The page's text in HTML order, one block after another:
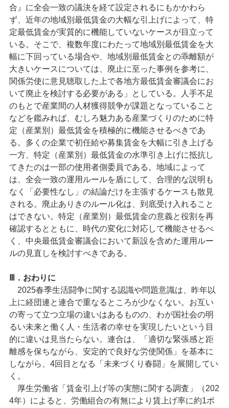
合』に全会一致の議決を経て設定されるにもかかわら
ず、近年の地域別最低賃金の大幅な引上げによって、特
定最低賃金が実質的に機能していないケースが目立って
いる。そこで、複数年度にわたって地域別最低賃金を大
幅に下回っている場合や、地域別最低賃金との乖離額が
大きいケースについては、廃止に至った事例を参考に、
関係労使に意見聴取した上で各地方最低賃金審議会にお
いて廃止を検討する必要がある」としている。人手不足
のもとで産業間の人材獲得競争が課題となっていること
などを鑑みれば、むしろ魅力ある産業づくりのために特
定（産業別）最低賃金を積極的に機能させるべきであ
る。多くの企業で初任給や募集賃金を大幅に引き上げる
一方、特定（産業別）最低賃金の水準引き上げに抵抗し
てきたのは一部の使用者側委員である。地域によって
は、全会一致の運用ルールを盾にして、合理的な説明も
なく「必要性なし」の結論だけを主張するケースも散見
される。廃止ありきのルール化は、到底受け入れること
はできない。特定（産業別）最低賃金の意義と役割を再
確認するとともに、時代の変化に対応して機能させるべ
く、中央最低賃金審議会において新設を含めた運用ルー
ルの見直しを検討すべきである。
Ⅲ．おわりに
2025春季生活闘争に関する認識や問題意識は、昨年以
上に経団連と連合で重なるところが少なくない。お互い
の寄って立つ立場の違いはあるものの、わが国社会の明
るい未来と働く人・生活者の幸せを実現したいという目
的に違いは見当たらない。連合は、「適切な緊張感と距
離感を保ちながら、安定的で良好な労使関係」を基本に
しながら、4回目となる「未来づくり春闘」を展開してい
く。
厚生労働省「賃金引上げ等の実態に関する調査」（202
4年）によると、労働組合の有無により賃上げ率に約1ポ